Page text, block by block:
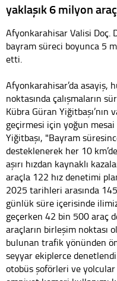
yaklaşık 6 milyon
Afyonkarahisar Valisi Doç.
bayram süreci boyunca 5
etti.
Afyonkarahisar’da asayiş,
noktasında çalışmaların
Kübra Güran
geçirmesi için yoğun mesai
Yiğitbaşı, "Bayram
desteklenerek her 10
aşırı hızdan kaynaklı
araçla 122 hız denetimi
2025 tarihleri arasında
günlük süre içerisinde
geçerken 42 bin 500 araç
araçların birleşim noktası
bulunan trafik yönünden
seyyar ekiplerce
otobüs şoförleri ve